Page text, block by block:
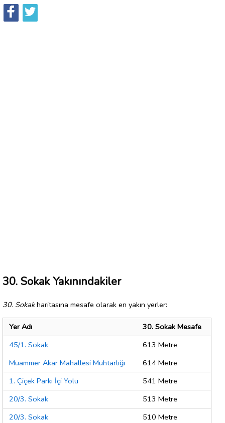
30. Sokak Yakınındakiler
30. Sokakharitasına mesafe olarak en yakın yerler:
Yer Adı
30. Sokak Mesafe
45/1. Sokak
613 Metre
Muammer Akar Mahallesi Muhtarlığı
614 Metre
1. Çiçek Parkı İçi Yolu
541 Metre
20/3. Sokak
513 Metre
20/3. Sokak
510 Metre